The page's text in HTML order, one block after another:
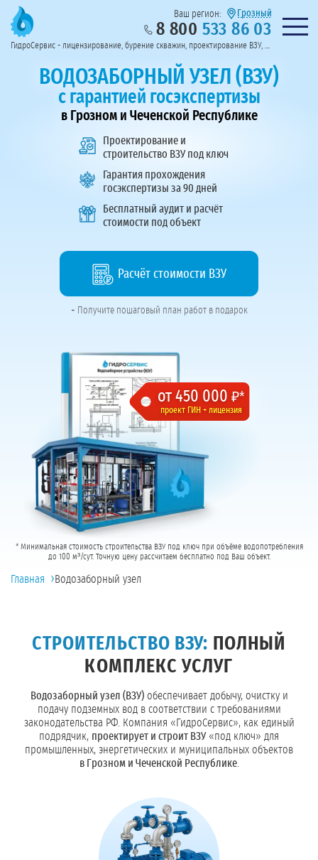
Предоставим полный пакет документов
Пригласить в тендер
Колл-центр на связи с 9:00 до 19:00
Перезвоните мне!
Ваш регион: Грозный
8 800 533 86 03 Нужна
ГидроСервис - лицензирование, бурение скважин, проектирование ВЗУ, системы водоподготовки
ВОДОЗАБОРНЫЙ УЗЕЛ (ВЗУ)
с гарантией госэкспертизы
в Грозном и Чеченской Республике
Проектирование и
строительство ВЗУпод ключ
Гарантия прохождения
госэкспертизы за 90 дней
Бесплатный аудит и расчёт
стоимости под объект
Расчёт стоимости ВЗУ
+ Получите пошаговый план работ в подарок
от 450 000 ₽*
проект ГИН + лицензия
* Минимальная стоимость строительства ВЗУ под ключ при объёме водопотребления
до 100 м³/сут. Точную цену рассчитаем бесплатно под Ваш объект.
Главная ›Водозаборный узел
СТРОИТЕЛЬСТВО ВЗУ: ПОЛНЫЙ
КОМПЛЕКС УСЛУГ
Водозаборный узел (ВЗУ)обеспечивает добычу, очистку и
подачу подземных вод в соответствии с требованиями
законодательства РФ. Компания «ГидроСервис», как единый
подрядчик, проектирует и строит ВЗУ«под ключ» для
промышленных, энергетических и муниципальных объектов
в Грозном и Чеченской Республике.